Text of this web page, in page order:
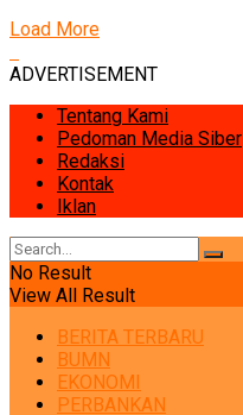
Load More
ADVERTISEMENT
Tentang Kami
Pedoman Media Siber
Redaksi
Kontak
Iklan
No Result
View All Result
BERITA TERBARU
BUMN
EKONOMI
PERBANKAN